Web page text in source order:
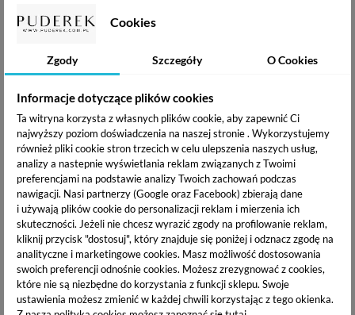
Cookies
Zgody Szczegóły O Cookies
Informacje dotyczące plików cookies
Ta witryna korzysta z własnych plików cookie, aby zapewnić Ci
najwyższy poziom doświadczenia na naszej stronie . Wykorzystujemy
również pliki cookie stron trzecich w celu ulepszenia naszych usług,
analizy a nastepnie wyświetlania reklam związanych z Twoimi
preferencjami na podstawie analizy Twoich zachowań podczas
nawigacji. Nasi partnerzy (Google oraz Facebook) zbierają dane
i używają plików cookie do personalizacji reklam i mierzenia ich
skuteczności. Jeżeli nie chcesz wyrazić zgody na profilowanie reklam,
kliknij przycisk "dostosuj", który znajduje się poniżej i odznacz zgodę na
analityczne i marketingowe cookies. Masz możliwość dostosowania
swoich preferencji odnośnie cookies. Możesz zrezygnować z cookies,
które nie są niezbędne do korzystania z funkcji sklepu. Swoje
ustawienia możesz zmienić w każdej chwili korzystając z tego okienka.
Zestaw zawiera pędzle do wykonania makijażu twarzy i oczu.
Nie zabrakło w nim pędzli, dzięki którym idealnie
wykonturujesz twarz (do bronzera i rozświetlacza), a także do